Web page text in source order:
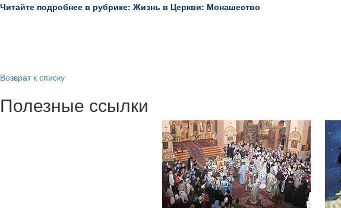
Читайте подробнее в рубрике: Жизнь в Церкви: Монашество
Возврат к списку
Полезные ссылки